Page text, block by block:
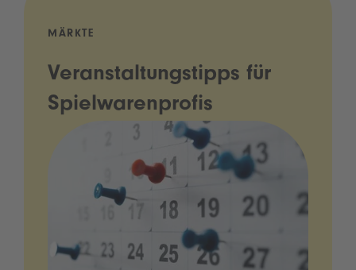
MÄRKTE
Veranstaltungstipps für
Spielwarenprofis